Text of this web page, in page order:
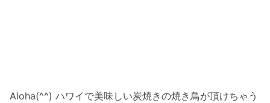
Aloha(^^) ハワイで美味しい炭焼きの焼き鳥が頂けちゃう